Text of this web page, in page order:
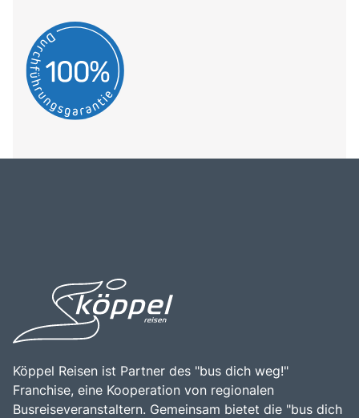
Köppel Reisen ist Partner des "bus dich weg!"
Franchise, eine Kooperation von regionalen
Busreiseveranstaltern. Gemeinsam bietet die "bus dich